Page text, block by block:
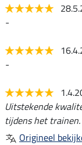
-
-
Uitstekende
tijdens het
Origineel